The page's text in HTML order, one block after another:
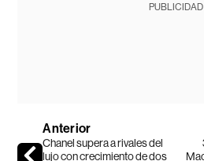
PUBLICIDAD
Anterior
Chanel supera a rivales del
lujo con crecimiento de dos